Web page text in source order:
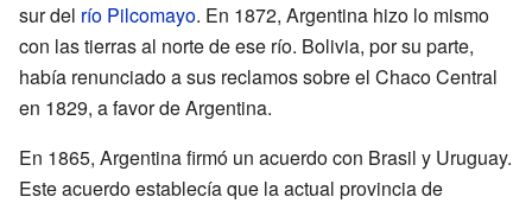
sur del río Pilcomayo. En 1872, Argentina hizo lo mismo
con las tierras al norte de ese río. Bolivia, por su parte,
había renunciado a sus reclamos sobre el Chaco Central
en 1829, a favor de Argentina.
En 1865, Argentina firmó un acuerdo con Brasil y Uruguay.
Este acuerdo establecía que la actual provincia de